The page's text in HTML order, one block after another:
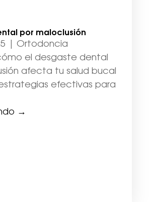
por maloclusión
Ortodoncia
el desgaste dental
afecta tu salud bucal
efectivas para
→